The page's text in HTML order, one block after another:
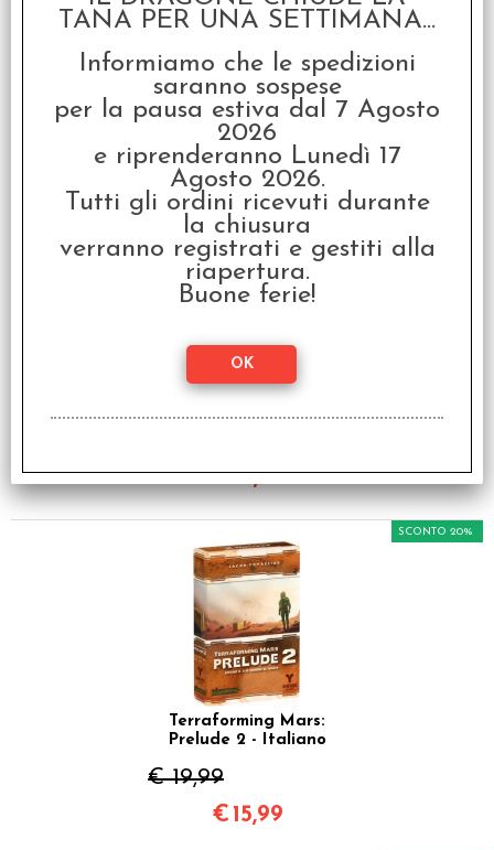
Cascadia - Italiano
€ 39,99
€31,99
SCONTO 20%
€14,39
Terraforming Mars:
Prelude 2 - Italiano
€ 19,99
SCONTO 20%
€ 15,99
TANA PER UNA SETTIMANA...
Informiamo che le spedizioni
saranno sospese
per la pausa estiva dal 7 Agosto
2026
e riprenderanno Lunedì 17
Agosto 2026.
Tutti gli ordini ricevuti durante
la chiusura
verranno registrati e gestiti alla
riapertura.
Buone ferie!